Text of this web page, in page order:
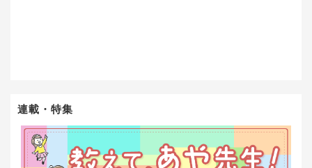
連載・特集